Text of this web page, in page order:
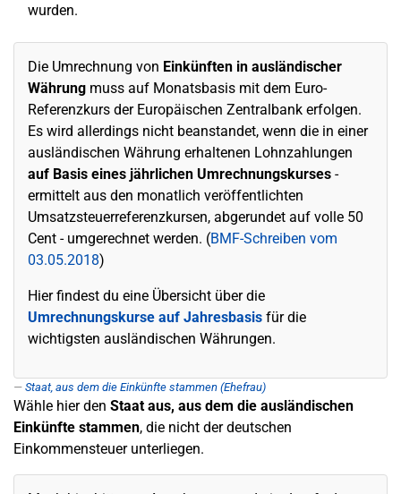
wurden.
Die Umrechnung von Einkünften in ausländischer
Währung muss auf Monatsbasis mit dem Euro-
Referenzkurs der Europäischen Zentralbank erfolgen.
Es wird allerdings nicht beanstandet, wenn die in einer
ausländischen Währung erhaltenen Lohnzahlungen
auf Basis eines jährlichen Umrechnungskurses -
ermittelt aus den monatlich veröffentlichten
Umsatzsteuerreferenzkursen, abgerundet auf volle 50
Cent - umgerechnet werden. (BMF-Schreiben vom
03.05.2018)
Hier findest du eine Übersicht über die
Umrechnungskurse auf Jahresbasis für die
wichtigsten ausländischen Währungen.
Staat, aus dem die Einkünfte stammen (Ehefrau)
Wähle hier den Staat aus, aus dem die ausländischen
Einkünfte stammen, die nicht der deutschen
Einkommensteuer unterliegen.